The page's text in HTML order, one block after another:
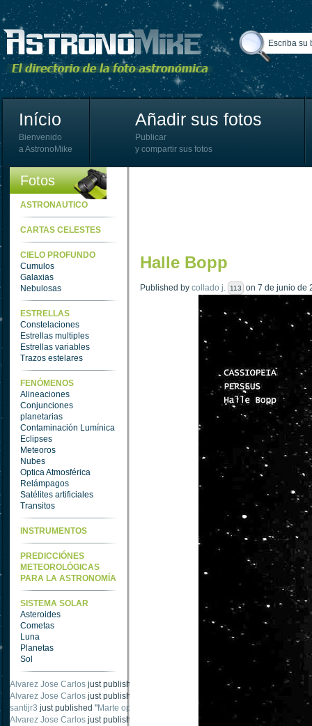
Início
Bienvenido
a AstronoMike
Añadir sus fotos
Publicar
y compartir sus fotos
Fotos
ASTRONAUTICO
CARTAS CELESTES
CIELO PROFUNDO
Cumulos
Galaxias
Nebulosas
ESTRELLAS
Constelaciones
Estrellas multiples
Estrellas variables
Trazos estelares
FENÓMENOS
Alineaciones
Conjunciones
planetarias
Contaminación Lumínica
Eclipses
Meteoros
Nubes
Optica Atmosférica
Relámpagos
Satélites artificiales
Transitos
INSTRUMENTOS
PREDICCIÓNES
METEOROLÓGICAS
PARA LA ASTRONOMÍA
SISTEMA SOLAR
Asteroides
Cometas
Luna
Planetas
Sol
Alvarez Jose Carlos just published " Oposición Marte Octubre 2020- 2 ".
Alvarez Jose Carlos just published "
santijr3 just published "Marte oposición 2020
Alvarez Jose Carlos just published " Saturno 20 noviembre 2003
Halle Bopp
Published by collado j. 113 on 7 de junio de